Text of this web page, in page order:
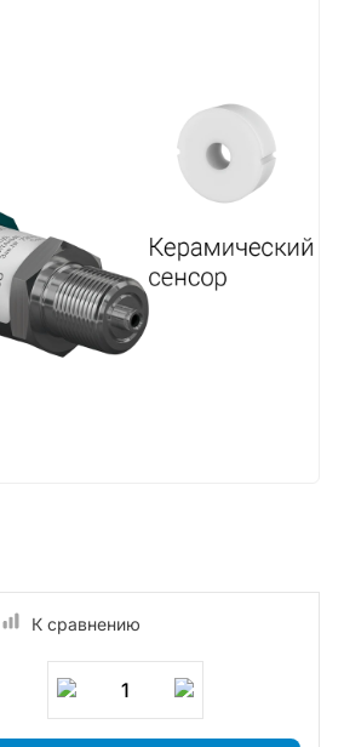
К сравнению
1